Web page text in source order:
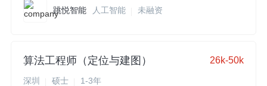
跳悦智能 人工智能 未融资
算法工程师（定位与建图） 26k-50k
深圳 硕士 1-3年